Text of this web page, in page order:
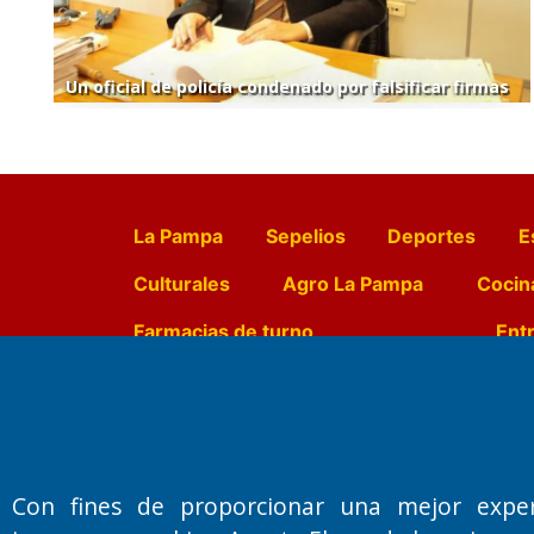
Un oficial de policía condenado por falsificar firmas
La Pampa Sepelios Deportes
Culturales
Agro La Pampa
Farmacias de turno
Primera edición: Domingo 3 de
Miembro de ADIRA,ADEPA y CPPAL
Con fines de proporcionar una mejor